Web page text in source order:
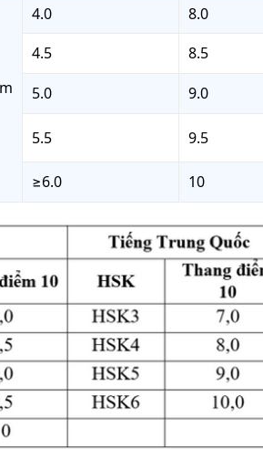
4.0
8.0
4.5
8.5
5.0
9.0
5.5 9.5
≥6.0 10